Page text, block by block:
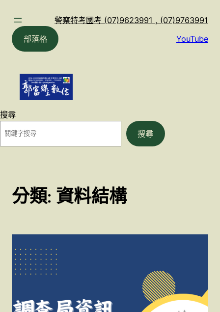
警察特考國考 (07)9623991 , (07)9763991
部落格
YouTube
搜尋
搜尋
分類: 資料結構